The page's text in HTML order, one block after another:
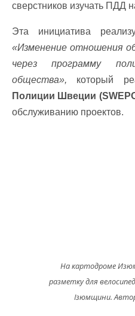
сверстников изучать ПДД
Эта инициатива
«Изменение отношения
через программу
общества», который
Полиции Швеции
обслуживанию проектов.
На картодроме
разметку для
Ізюмщини.